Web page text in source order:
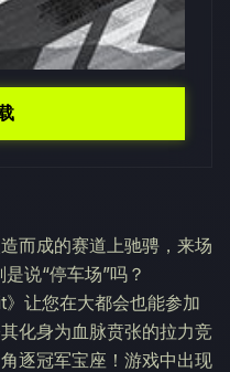
而成的赛道上驰骋，来场
说“停车场”吗？
让您在大都会也能参加
化身为血脉贲张的拉力竞
逐冠军宝座！游戏中出现